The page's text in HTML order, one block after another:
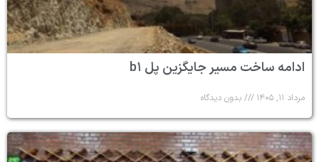
ادامه ساخت مسیر جایگزین پل b۱
مرداد ۱۱, ۱۴۰۵ بدون دیدگاه